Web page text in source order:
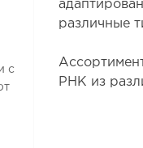
с
различные
РНК из